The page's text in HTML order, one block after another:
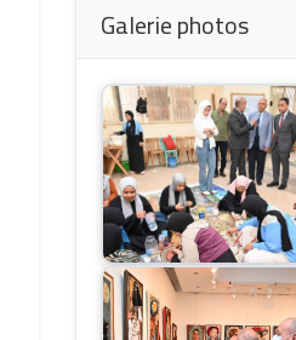
Galerie photos